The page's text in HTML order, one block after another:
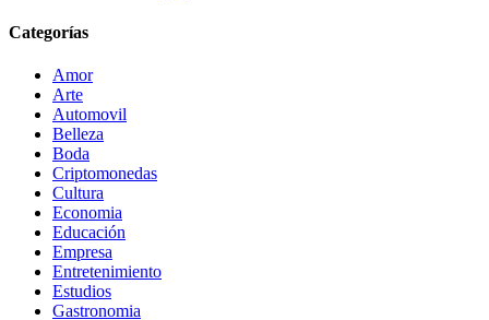
Categorías
Amor
Arte
Automovil
Belleza
Boda
Criptomonedas
Cultura
Economia
Educación
Empresa
Entretenimiento
Estudios
Gastronomia